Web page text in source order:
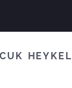
HEYKEL